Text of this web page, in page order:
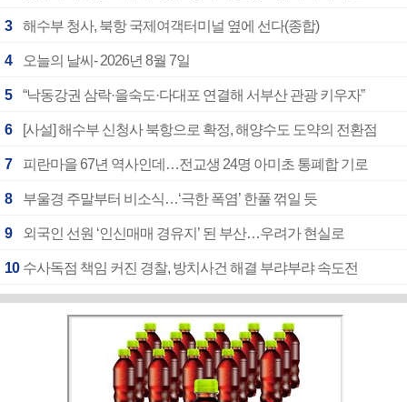
3 해수부 청사, 북항 국제여객터미널 옆에 선다(종합)
4 오늘의 날씨- 2026년 8월 7일
5 “낙동강권 삼락·을숙도·다대포 연결해 서부산 관광 키우자”
6 [사설] 해수부 신청사 북항으로 확정, 해양수도 도약의 전환점
7 피란마을 67년 역사인데…전교생 24명 아미초 통폐합 기로
8 부울경 주말부터 비소식…‘극한 폭염’ 한풀 꺾일 듯
9 외국인 선원 ‘인신매매 경유지’ 된 부산…우려가 현실로
10 수사독점 책임 커진 경찰, 방치사건 해결 부랴부랴 속도전